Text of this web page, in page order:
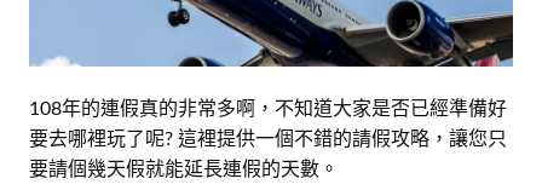
108年的連假真的非常多啊，不知道大家是否已經準備好
要去哪裡玩了呢? 這裡提供一個不錯的請假攻略，讓您只
要請個幾天假就能延長連假的天數。